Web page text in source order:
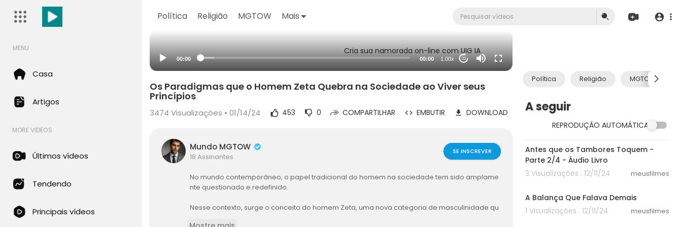
Política Religião MGTOW Mais
MENU
Casa
Artigos
MORE VIDEOS
Últimos vídeos
Tendendo
Principais vídeos
Cria sua namorada on-line com UIG IA
00:00 00:00 1.00x 20
Política Religião MGTOW
A seguir
REPRODUÇÃO AUTOMÁTICA
28:28
Antes que os Tambores Toquem -
Parte 2/4 - Áudio Livro
3 Visualizações . 12/11/24
meusfilmes
A Balança Que Falava Demais
1 Visualizações . 12/11/24
meusfilmes
Os Paradigmas que o Homem Zeta Quebra na Sociedade ao Viver seus
Princípios
3474 Visualizações • 01/14/24 453 0 COMPARTILHAR EMBUTIR DOWNLOAD
Mundo MGTOW
18 Assinantes
SE INSCREVER
No mundo contemporâneo, o papel tradicional do homem na sociedade tem sido amplame
nte questionado e redefinido.
Nesse contexto, surge o conceito do homem Zeta, uma nova categoria de masculinidade qu